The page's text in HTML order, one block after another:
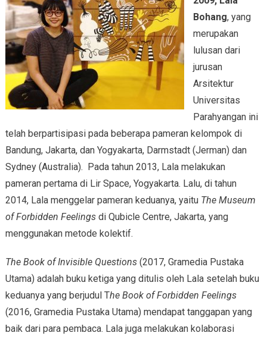
Bohang, yang
merupakan
lulusan dari
jurusan
Arsitektur
Universitas
Parahyangan ini
telah berpartisipasi pada beberapa pameran kelompok di
Bandung, Jakarta, dan Yogyakarta, Darmstadt (Jerman) dan
Sydney (Australia). Pada tahun 2013, Lala melakukan
pameran pertama di Lir Space, Yogyakarta. Lalu, di tahun
2014, Lala menggelar pameran keduanya, yaitu The Museum
of Forbidden Feelingsdi Qubicle Centre, Jakarta, yang
menggunakan metode kolektif.
The Book of Invisible Questions(2017, Gramedia Pustaka
Utama) adalah buku ketiga yang ditulis oleh Lala setelah buku
keduanya yang berjudul The Book of Forbidden Feelings
(2016, Gramedia Pustaka Utama) mendapat tanggapan yang
baik dari para pembaca. Lala juga melakukan kolaborasi